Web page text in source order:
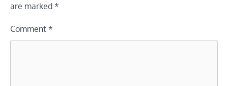
are marked *
Comment *